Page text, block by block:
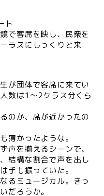
ト
で客席を映し、民衆を
ラスにしっくりと来
が団体で客席に来てい
数は1～2クラス分くら
のか、席が近かったの
薄かったような。
声を揃えるシーンで、
結構な割合で声を出し
手も振っていた。
るミュージカル。きっ
だろうか。